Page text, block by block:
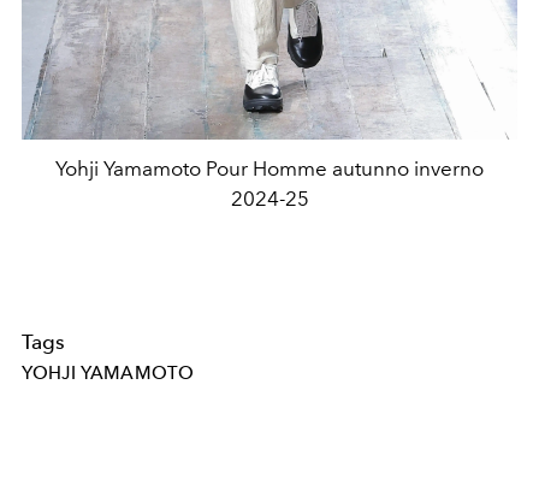
Yohji Yamamoto Pour Homme autunno inverno
2024-25
Tags
YOHJI YAMAMOTO